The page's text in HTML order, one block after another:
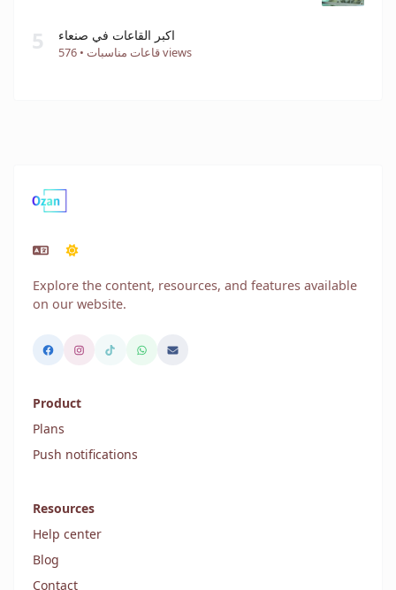
5 اكبر القاعات في صنعاء
قاعات مناسبات • 576 views
Explore the content, resources, and features available
on our website.
Product
Plans
Push notifications
Resources
Help center
Blog
Contact